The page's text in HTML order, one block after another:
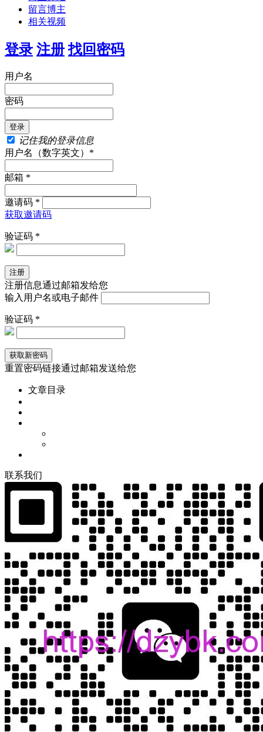
留言博主
相关视频
登录 注册 找回密码
用户名
密码
记住我的登录信息
用户名（数字英文）*
邮箱 *
邀请码 *
获取邀请码
验证码 *
注册信息通过邮箱发给您
输入用户名或电子邮件
验证码 *
重置密码链接通过邮箱发送给您
文章目录
联系我们